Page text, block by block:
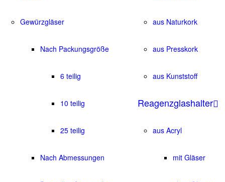
Gewürzgläser
Nach Packungsgröße
6 teilig
10 teilig
25 teilig
Nach Abmessungen
aus Naturkork
aus Presskork
aus Kunststoff
Reagenzglashalter
aus Acryl
mit Gläser